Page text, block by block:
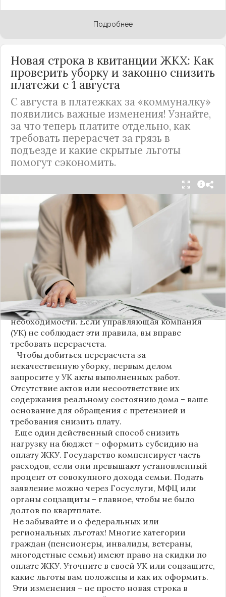
Подробнее
Новая строка в квитанции ЖКХ: Как
проверить уборку и законно снизить
платежи с 1 августа
С августа в платежках за «коммуналку»
появились важные изменения! Узнайте,
за что теперь платите отдельно, как
требовать перерасчет за грязь в
подъезде и какие скрытые льготы
помогут сэкономить.
С 1 августа в квитанциях за жилищно-
коммунальные услуги введено важное
новшество. Как поясняет автор канала "ВЗО
ProДеньги", теперь уборка мест общего
пользования (МОП) выделена в отдельную
строку. Это дает жильцам четкое понимание, за
что именно они платят.
Новые нормы строго регламентируют частоту
уборки: мытье полов и лестниц должно
проводиться несколько раз в неделю, удаление
пыли – еженедельно, а уборка снега – по мере
необходимости. Если управляющая компания
(УК) не соблюдает эти правила, вы вправе
требовать перерасчета.
Чтобы добиться перерасчета за
некачественную уборку, первым делом
запросите у УК акты выполненных работ.
Отсутствие актов или несоответствие их
содержания реальному состоянию дома – ваше
основание для обращения с претензией и
требования снизить плату.
Еще один действенный способ снизить
нагрузку на бюджет – оформить субсидию на
оплату ЖКУ. Государство компенсирует часть
расходов, если они превышают установленный
процент от совокупного дохода семьи. Подать
заявление можно через Госуслуги, МФЦ или
органы соцзащиты – главное, чтобы не было
долгов по квартплате.
Не забывайте и о федеральных или
региональных льготах! Многие категории
граждан (пенсионеры, инвалиды, ветераны,
многодетные семьи) имеют право на скидки по
оплате ЖКУ. Уточните в своей УК или соцзащите,
какие льготы вам положены и как их оформить.
Эти изменения – не просто новая строка в